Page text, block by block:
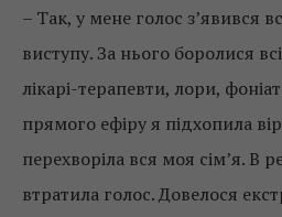
– Так, у мене голос з’явився
виступу. За нього боролися
лікарі-терапевти, лори,
прямого ефіру я підхопила
перехворіла вся моя сім’я. В
втратила голос. Довелося